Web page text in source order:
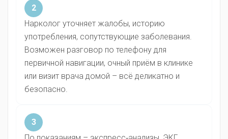
2
Нарколог уточняет жалобы, историю
употребления, сопутствующие заболевания.
Возможен разговор по телефону для
первичной навигации, очный приём в клинике
или визит врача домой – всё деликатно и
безопасно.
3